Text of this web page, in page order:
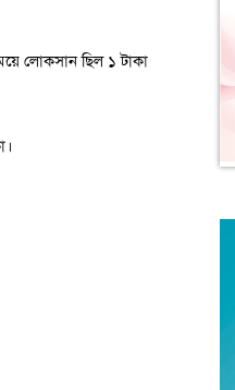
লোকসান ছিল ১ টাকা